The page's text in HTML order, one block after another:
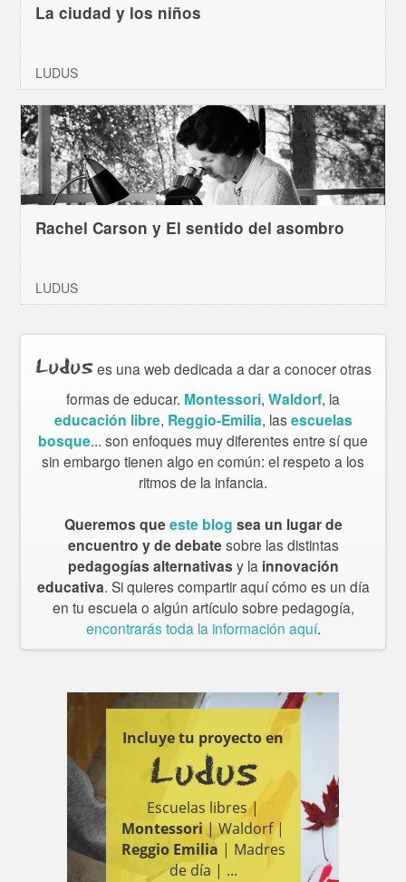
La ciudad y los niños
LUDUS
Rachel Carson y El sentido del asombro
LUDUS
Luduses una web dedicada a dar a conocer otras
formas de educar. Montessori, Waldorf, la
educación libre, Reggio-Emilia, las escuelas
bosque... son enfoques muy diferentes entre sí que
sin embargo tienen algo en común: el respeto a los
ritmos de la infancia.
Queremos queeste blog sea un lugar de
encuentro y de debatesobre las distintas
pedagogías alternativas y la innovación
educativa. Si quieres compartir aquí cómo es un día
en tu escuela o algún artículo sobre pedagogía,
encontrarás toda la información aquí.
Incluye tu proyecto en
Ludus
Escuelas libres |
Montessori| Waldorf |
Reggio Emilia | Madres
de día | ...